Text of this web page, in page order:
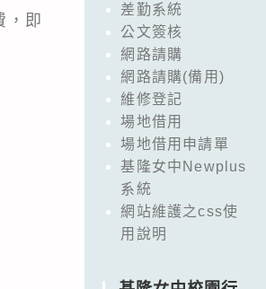
，即
差勤系統
公文簽核
網路請購
網路請購(備用)
維修登記
場地借用
場地借用申請單
基隆女中Newplus
系統
網站維護之css使
用說明